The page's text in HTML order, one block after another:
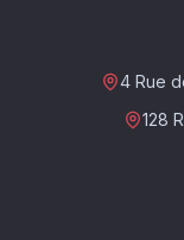
4 Rue
128